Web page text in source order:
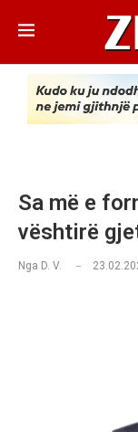
Sa më e
vështirë
Nga D. V.